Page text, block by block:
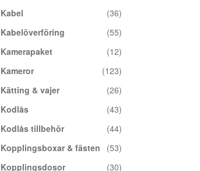
Kabel
(36)
Kabelöverföring
(55)
Kamerapaket
(12)
Kameror
(123)
Kätting & vajer
(26)
Kodlås
(43)
Kodlås tillbehör
(44)
Kopplingsboxar & fästen
(53)
Kopplingsdosor
(30)